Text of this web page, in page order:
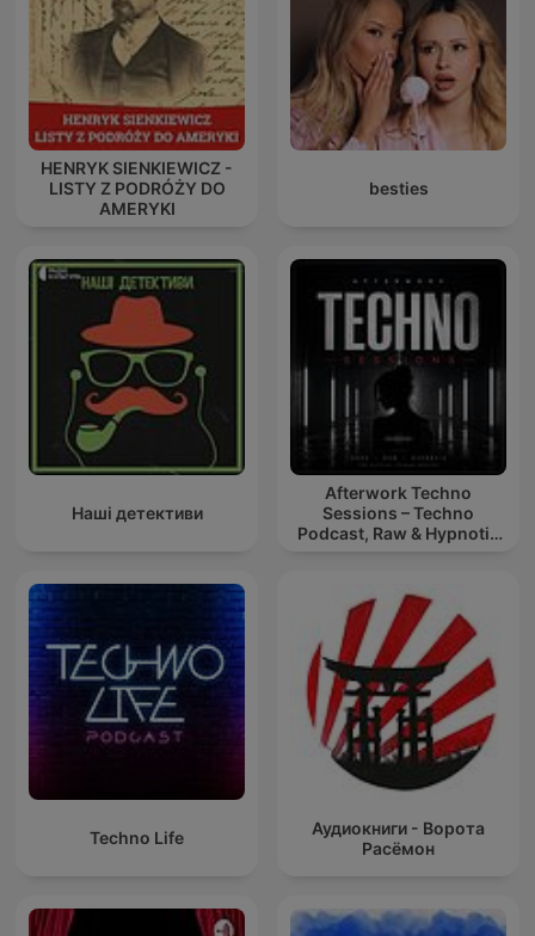
HENRYK SIENKIEWICZ -
LISTY Z PODRÓŻY DO
AMERYKI
besties
Наші детективи
Afterwork Techno
Sessions – Techno
Podcast, Raw & Hypnotic
Techno Life
Аудиокниги - Ворота
Расёмон